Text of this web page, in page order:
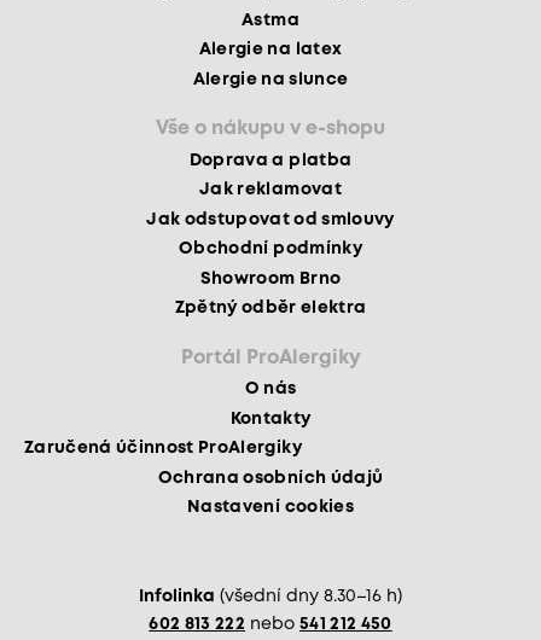
Astma
Alergie na latex
Alergie na slunce
Vše o nákupu v e-shopu
Doprava a platba
Jak reklamovat
Jak odstupovat od smlouvy
Obchodní podmínky
Showroom Brno
Zpětný odběr elektra
Portál ProAlergiky
O nás
Kontakty
Zaručená účinnost ProAlergiky
Ochrana osobních údajů
Nastavení cookies
Infolinka (všední dny 8.30–16 h)
602 813 222 nebo 541 212 450